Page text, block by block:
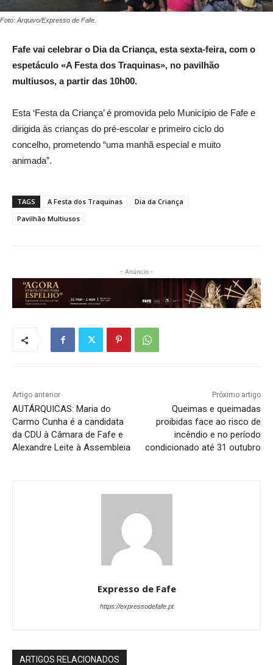
Foto: Arquivo/Expresso de Fafe.
Fafe vai celebrar o Dia da Criança, esta sexta-feira, com o
espetáculo «A Festa dos Traquinas», no pavilhão
multiusos, a partir das 10h00.
Esta ‘Festa da Criança’ é promovida pelo Município de Fafe e
dirigida às crianças do pré-escolar e primeiro ciclo do
concelho, prometendo “uma manhã especial e muito
animada”.
TAGS A Festa dos Traquinas
Dia da Criança
Pavilhão Multiusos
- Anúncio -
Artigo anterior
AUTÁRQUICAS: Maria do
Carmo Cunha é a candidata
da CDU à Câmara de Fafe e
Alexandre Leite à Assembleia
Próximo artigo
Queimas e queimadas
proibidas face ao risco de
incêndio e no período
condicionado até 31 outubro
Expresso de Fafe
https://expressodefafe.pt
ARTIGOS RELACIONADOS